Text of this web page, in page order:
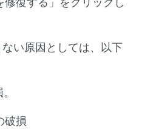
い原因としては、以下
破損